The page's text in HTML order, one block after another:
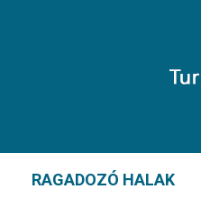
RAGADOZÓ HALAK